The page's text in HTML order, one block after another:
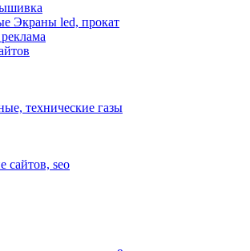
Экраны led, прокат
технические газы
сайтов, seo